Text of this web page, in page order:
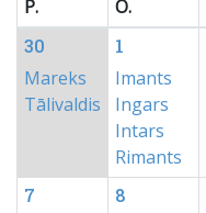
P.
O.
30
Mareks
Tālivaldis
1
Imants
Ingars
Intars
Rimants
7 8